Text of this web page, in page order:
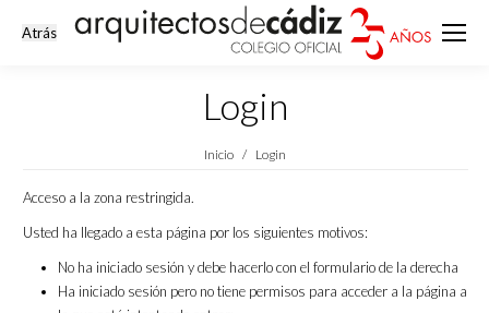
Login
Estás aquí:
Inicio Login
Acceso a la zona restringida.
Usted ha llegado a esta página por los siguientes motivos:
No ha iniciado sesión y debe hacerlo con el formulario de la derecha
Ha iniciado sesión pero no tiene permisos para acceder a la página a